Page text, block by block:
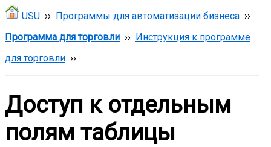
USU ›› Программы для автоматизации бизнеса ››
Программа для торговли ›› Инструкция к программе
для торговли ››
Доступ к отдельным
полям таблицы